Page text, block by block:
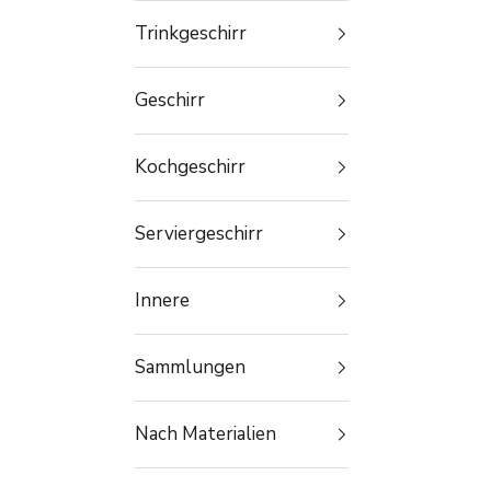
Trinkgeschirr
Geschirr
Kochgeschirr
Serviergeschirr
Innere
Sammlungen
Nach Materialien